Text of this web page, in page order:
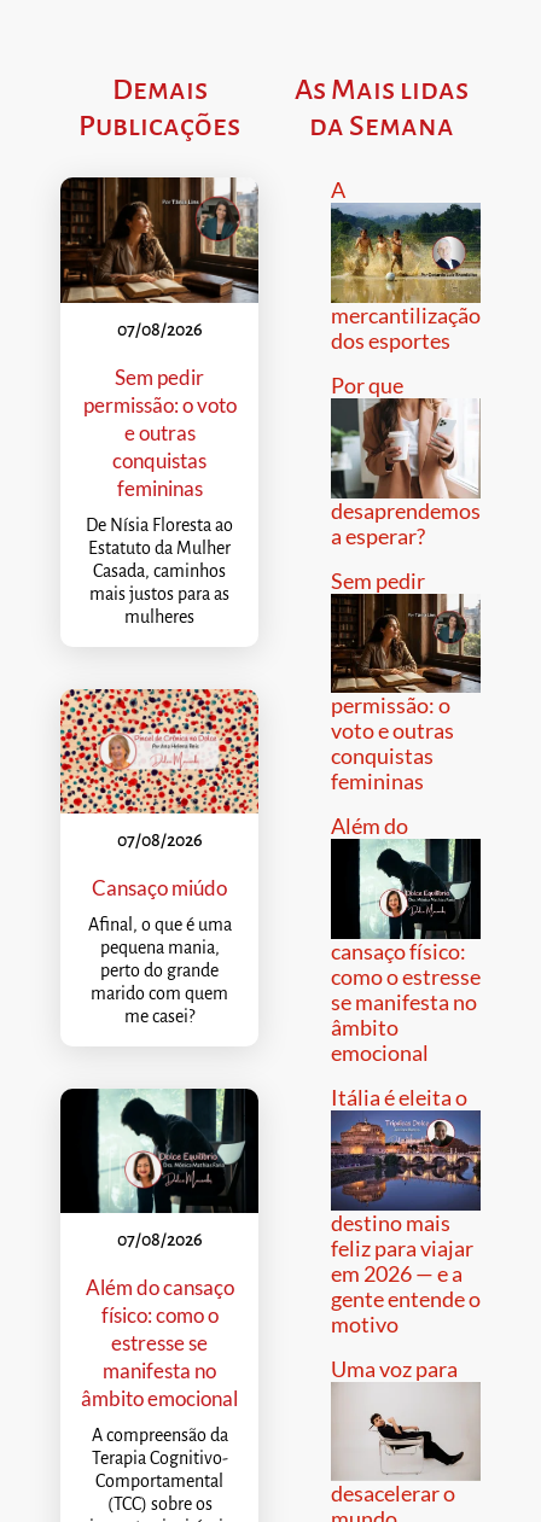
Demais
Publicações
07/08/2026
Sem pedir
permissão: o voto
e outras
conquistas
femininas
De Nísia Floresta ao
Estatuto da Mulher
Casada, caminhos
mais justos para as
mulheres
07/08/2026
Cansaço miúdo
Afinal, o que é uma
pequena mania,
perto do grande
marido com quem
me casei?
07/08/2026
Além do cansaço
físico: como o
estresse se
manifesta no
âmbito emocional
A compreensão da
Terapia Cognitivo-
Comportamental
(TCC) sobre os
As Mais lidas
da Semana
A
mercantilização
dos esportes
Por que
desaprendemos
a esperar?
Sem pedir
permissão: o
voto e outras
conquistas
femininas
Além do
cansaço físico:
como o estresse
se manifesta no
âmbito
emocional
Itália é eleita o
destino mais
feliz para viajar
em 2026 — e a
gente entende o
motivo
Uma voz para
desacelerar o